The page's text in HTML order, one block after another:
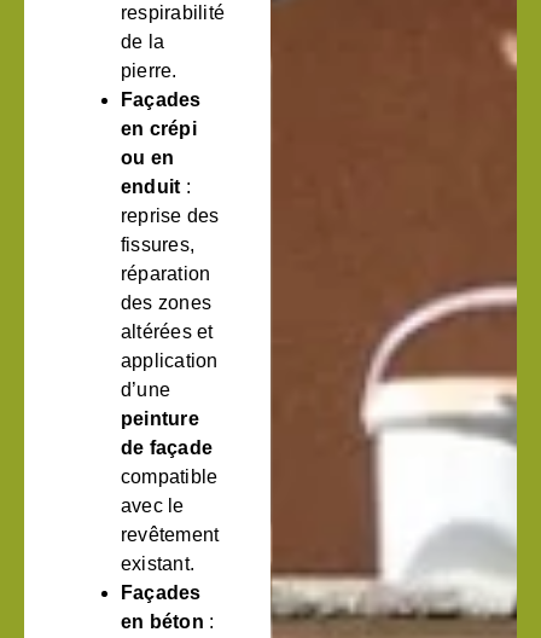
respirabilité
de la
pierre.
Façades
en crépi
ou en
enduit :
reprise des
fissures,
réparation
des zones
altérées et
application
d’une
peinture
de façade
compatible
avec le
revêtement
existant.
Façades
en béton :